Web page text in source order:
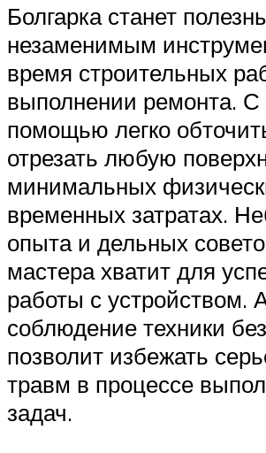
Болгарка станет
незаменимым
время строительных
выполнении ремонта. С
помощью легко
отрезать любую
минимальных
временных затратах.
опыта и дельных
мастера хватит для
работы с устройством.
соблюдение техники
позволит избежать
травм в процессе
задач.